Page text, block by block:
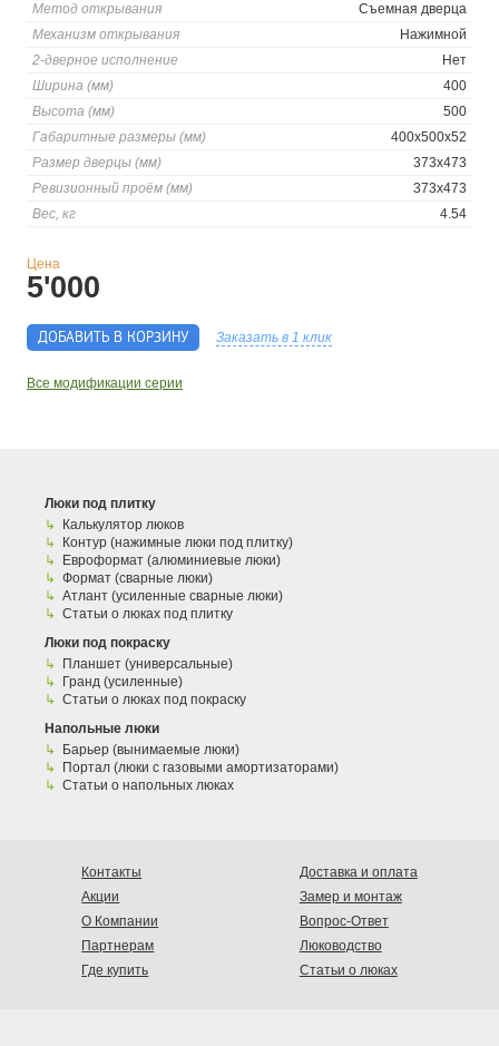
Метод открывания
Съемная дверца
Механизм открывания
Нажимной
2-дверное исполнение
Нет
Ширина (мм)
400
Высота (мм)
500
Габаритные размеры (мм)
400x500x52
Размер дверцы (мм)
373x473
Ревизионный проём (мм)
373х473
Вес, кг
4.54
Цена
5'000
ДОБАВИТЬ В КОРЗИНУ Заказать в 1 клик
Все модификации серии
Люки под плитку
Калькулятор люков
Контур (нажимные люки под плитку)
Евроформат (алюминиевые люки)
Формат (сварные люки)
Атлант (усиленные сварные люки)
Статьи о люках под плитку
Люки под покраску
Планшет (универсальные)
Гранд (усиленные)
Статьи о люках под покраску
Напольные люки
Барьер (вынимаемые люки)
Портал (люки с газовыми амортизаторами)
Статьи о напольных люках
Контакты
Акции
О Компании
Партнерам
Где купить
Доставка и оплата
Замер и монтаж
Вопрос-Ответ
Люководство
Статьи о люках